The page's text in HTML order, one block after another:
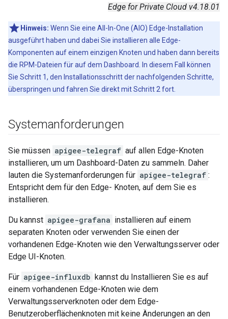
Edge for Private Cloud v4.18.01
Hinweis: Wenn Sie eine All-In-One (AIO) Edge-Installation
ausgeführt haben und dabei Sie installieren alle Edge-
Komponenten auf einem einzigen Knoten und haben dann bereits
die RPM-Dateien für auf dem Dashboard. In diesem Fall können
Sie Schritt 1, den Installationsschritt der nachfolgenden Schritte,
überspringen und fahren Sie direkt mit Schritt 2 fort.
Systemanforderungen
Sie müssen apigee-telegraf auf allen Edge-Knoten
installieren, um um Dashboard-Daten zu sammeln. Daher
lauten die Systemanforderungen für apigee-telegraf :
Entspricht dem für den Edge- Knoten, auf dem Sie es
installieren.
Du kannst apigee-grafana installieren auf einem
separaten Knoten oder verwenden Sie einen der
vorhandenen Edge-Knoten wie den Verwaltungsserver oder
Edge UI-Knoten.
Für apigee-influxdb kannst du Installieren Sie es auf
einem vorhandenen Edge-Knoten wie dem
Verwaltungsserverknoten oder dem Edge-
Benutzeroberflächenknoten mit keine Änderungen an den